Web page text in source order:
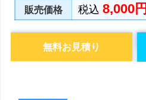
販売価格 税込8,000円
無料お見積り